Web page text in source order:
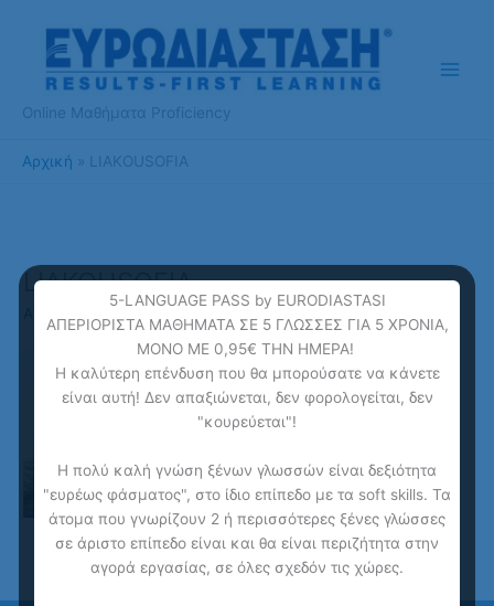
περιεχόμενο
Online Μαθήματα Proficiency
Αρχική LIAKOUSOFIA
LIAKOUSOFIA
5-LANGUAGE PASS by EURODIASTASI
ΑΠΕΡΙΟΡΙΣΤΑ ΜΑΘΗΜΑΤΑ ΣΕ 5 ΓΛΩΣΣΕΣ ΓΙΑ 5 ΧΡΟΝΙΑ,
ΜΟΝΟ ΜΕ 0,95€ ΤΗΝ ΗΜΕΡΑ!
Η καλύτερη επένδυση που θα μπορούσατε να κάνετε
είναι αυτή! Δεν απαξιώνεται, δεν φορολογείται, δεν
"κουρεύεται"!
Η πολύ καλή γνώση ξένων γλωσσών είναι δεξιότητα
"ευρέως φάσματος", στο ίδιο επίπεδο με τα soft skills. Τα
άτομα που γνωρίζουν 2 ή περισσότερες ξένες γλώσσες
σε άριστο επίπεδο είναι και θα είναι περιζήτητα στην
αγορά εργασίας, σε όλες σχεδόν τις χώρες.